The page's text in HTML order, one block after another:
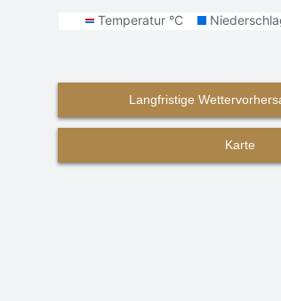
Langfristige
Karte